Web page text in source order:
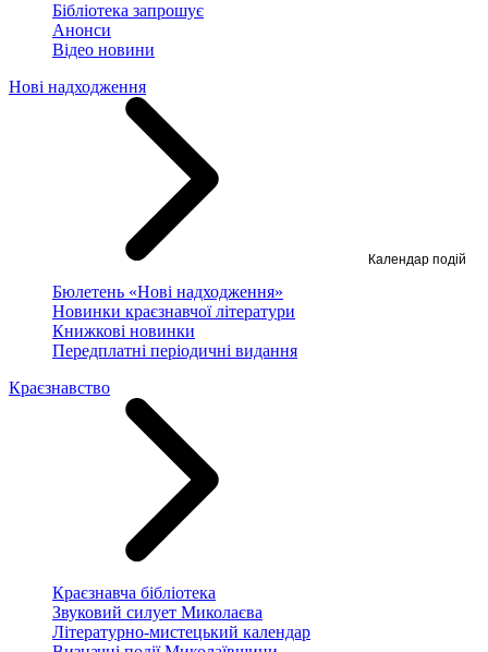
Бібліотека запрошує
Анонси
Відео новини
Нові надходження
Бюлетень «Нові надходження»
Новинки краєзнавчої літератури
Книжкові новинки
Передплатні періодичні видання
Краєзнавство
Краєзнавча бібліотека
Звуковий силует Миколаєва
Літературно-мистецький календар
Календар подій